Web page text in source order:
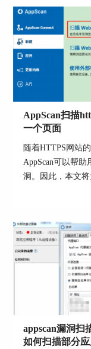
发现和解决
洞。它之所以
脱颖而出，原因
超牛的漏洞探
能精准地挖出
适合各种应用
都hold得住。
延展性杠杠的
持续交付的流
着。这可帮助
AppScan是一款
具，其测试原理
助组织识别和
么，AppScan是
聊这个工具，看
AppScan扫描
一个页面
随着HTTPS网站
AppScan可以帮
洞。因此，本文将
AppScan扫描完
appscan漏洞扫
如何扫描部分应